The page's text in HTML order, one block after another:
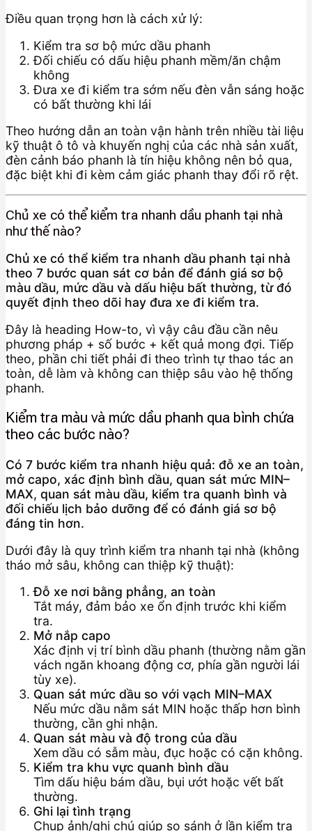
Điều quan trọng hơn là cách xử lý:
Kiểm tra sơ bộ mức dầu phanh
Đối chiếu có dấu hiệu phanh mềm/ăn chậm
không
Đưa xe đi kiểm tra sớm nếu đèn vẫn sáng hoặc
có bất thường khi lái
Theo hướng dẫn an toàn vận hành trên nhiều tài liệu
kỹ thuật ô tô và khuyến nghị của các nhà sản xuất,
đèn cảnh báo phanh là tín hiệu không nên bỏ qua,
đặc biệt khi đi kèm cảm giác phanh thay đổi rõ rệt.
Chủ xe có thể kiểm tra nhanh dầu phanh tại nhà
như thế nào?
Chủ xe có thể kiểm tra nhanh dầu phanh tại nhà
theo 7 bước quan sát cơ bản để đánh giá sơ bộ
màu dầu, mức dầu và dấu hiệu bất thường, từ đó
quyết định theo dõi hay đưa xe đi kiểm tra.
Đây là heading How-to, vì vậy câu đầu cần nêu
phương pháp + số bước + kết quả mong đợi. Tiếp
theo, phần chi tiết phải đi theo trình tự thao tác an
toàn, dễ làm và không can thiệp sâu vào hệ thống
phanh.
Kiểm tra màu và mức dầu phanh qua bình chứa
theo các bước nào?
Có 7 bước kiểm tra nhanh hiệu quả: đỗ xe an toàn,
mở capo, xác định bình dầu, quan sát mức MIN–
MAX, quan sát màu dầu, kiểm tra quanh bình và
đối chiếu lịch bảo dưỡng để có đánh giá sơ bộ
đáng tin hơn.
Dưới đây là quy trình kiểm tra nhanh tại nhà (không
tháo mở sâu, không can thiệp kỹ thuật):
Đỗ xe nơi bằng phẳng, an toàn
Tắt máy, đảm bảo xe ổn định trước khi kiểm
tra.
Mở nắp capo
Xác định vị trí bình dầu phanh (thường nằm gần
vách ngăn khoang động cơ, phía gần người lái
tùy xe).
Quan sát mức dầu so với vạch MIN–MAX
Nếu mức dầu nằm sát MIN hoặc thấp hơn bình
thường, cần ghi nhận.
Quan sát màu và độ trong của dầu
Xem dầu có sẫm màu, đục hoặc có cặn không.
Kiểm tra khu vực quanh bình dầu
Tìm dấu hiệu bám dầu, bụi ướt hoặc vết bất
thường.
Ghi lại tình trạng
Chụp ảnh/ghi chú giúp so sánh ở lần kiểm tra